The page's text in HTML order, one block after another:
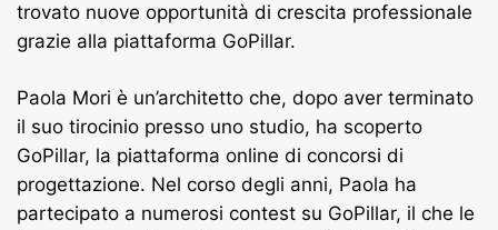
trovato nuove opportunità di crescita professionale
grazie alla piattaforma GoPillar.
Paola Mori è un’architetto che, dopo aver terminato
il suo tirocinio presso uno studio, ha scoperto
GoPillar, la piattaforma online di concorsi di
progettazione. Nel corso degli anni, Paola ha
partecipato a numerosi contest su GoPillar, il che le